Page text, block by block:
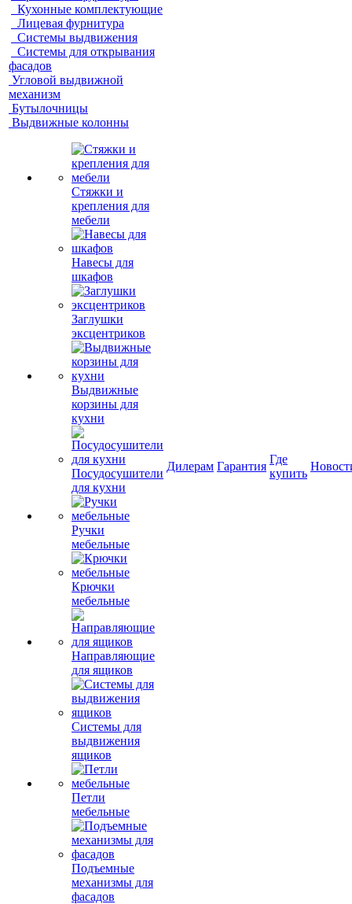
Кухонные комплектующие
Лицевая фурнитура
Системы выдвижения
Системы для открывания
фасадов
Угловой выдвижной
механизм
Бутылочницы
Выдвижные колонны
Стяжки и
крепления для
мебели
Навесы для
шкафов
Заглушки
эксцентриков
Выдвижные
корзины для
кухни
Посудосушители
для кухни
Ручки
мебельные
Крючки
мебельные
Направляющие
для ящиков
Системы для
выдвижения
ящиков
Петли
мебельные
Подъемные
механизмы для
фасадов
Дилерам Гарантия
Где
купить